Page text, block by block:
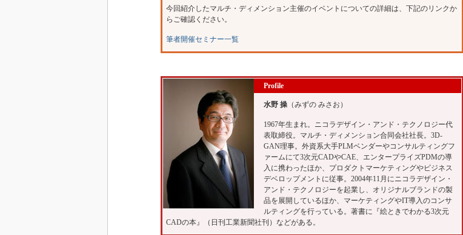
今回紹介したマルチ・ディメンション主催のイベントについての詳細は、下記のリンクか
らご確認ください。
筆者開催セミナー一覧
Profile
水野 操（みずの みさお）
1967年生まれ。ニコラデザイン・アンド・テクノロジー代
表取締役。マルチ・ディメンション合同会社社長。3D-
GAN理事。外資系大手PLMベンダーやコンサルティングフ
ァームにて3次元CADやCAE、エンタープライズPDMの導
入に携わったほか、プロダクトマーケティングやビジネス
デベロップメントに従事。2004年11月にニコラデザイン・
アンド・テクノロジーを起業し、オリジナルブランドの製
品を展開しているほか、マーケティングやIT導入のコンサ
ルティングを行っている。著書に『絵ときでわかる3次元
CADの本』（日刊工業新聞社刊）などがある。